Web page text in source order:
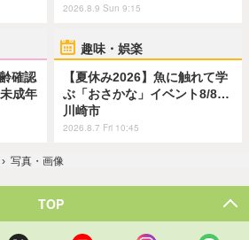
2026.8.9 Sun 9:15
確認
成年
趣味・娯楽
【夏休み2026】魚に触れて学
ぶ「おさかな」イベント8/8…
川崎市
2026.8.7 Fri 10:45
› 写真・画像
TOP